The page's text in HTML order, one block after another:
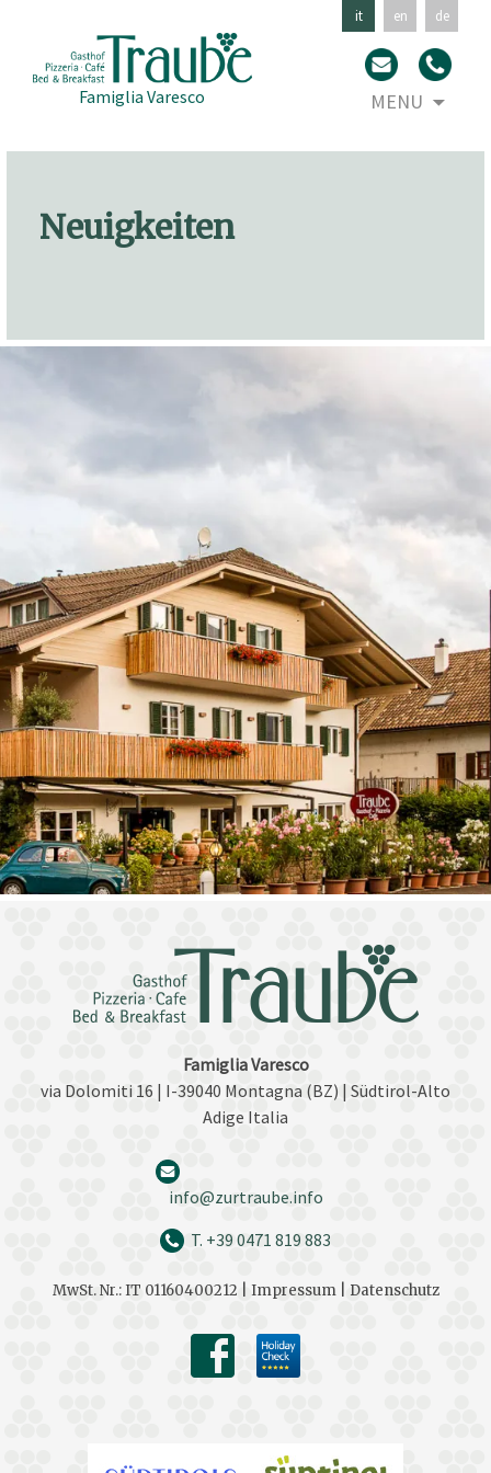
Famiglia Varesco
it en de
MENU
Neuigkeiten
Famiglia Varesco
via Dolomiti 16 | I-39040 Montagna (BZ) | Südtirol-Alto
Adige Italia
info@zurtraube.info
T. +39 0471 819 883
MwSt. Nr.: IT 01160400212 | Impressum | Datenschutz